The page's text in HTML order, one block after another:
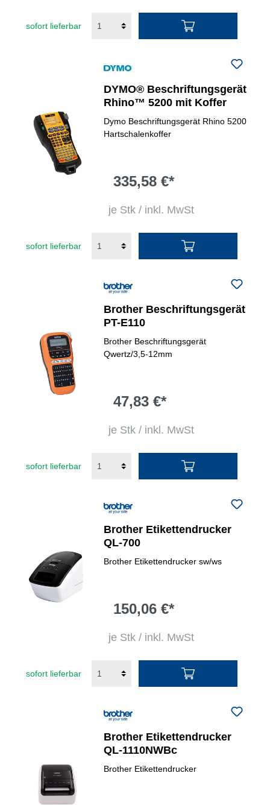
sofort lieferbar
DYMO® Beschriftungsgerät
Rhino™ 5200 mit Koffer
Dymo Beschriftungsgerät Rhino 5200
Hartschalenkoffer
335,58 €*
je Stk / inkl. MwSt
sofort lieferbar
Brother Beschriftungsgerät
PT-E110
Brother Beschriftungsgerät
Qwertz/3,5-12mm
47,83 €*
je Stk / inkl. MwSt
sofort lieferbar
Brother Etikettendrucker
QL-700
Brother Etikettendrucker sw/ws
150,06 €*
je Stk / inkl. MwSt
sofort lieferbar
Brother Etikettendrucker
QL-1110NWBc
Brother Etikettendrucker